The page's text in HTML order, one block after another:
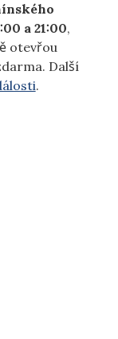
a 21:00,
otevřou
Další
.